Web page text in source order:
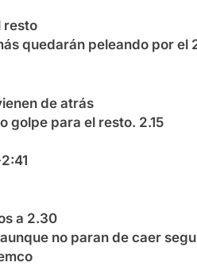
resto
quedarán peleando por el
de atrás
golpe para el resto. 2.15
a 2.30
no paran de caer